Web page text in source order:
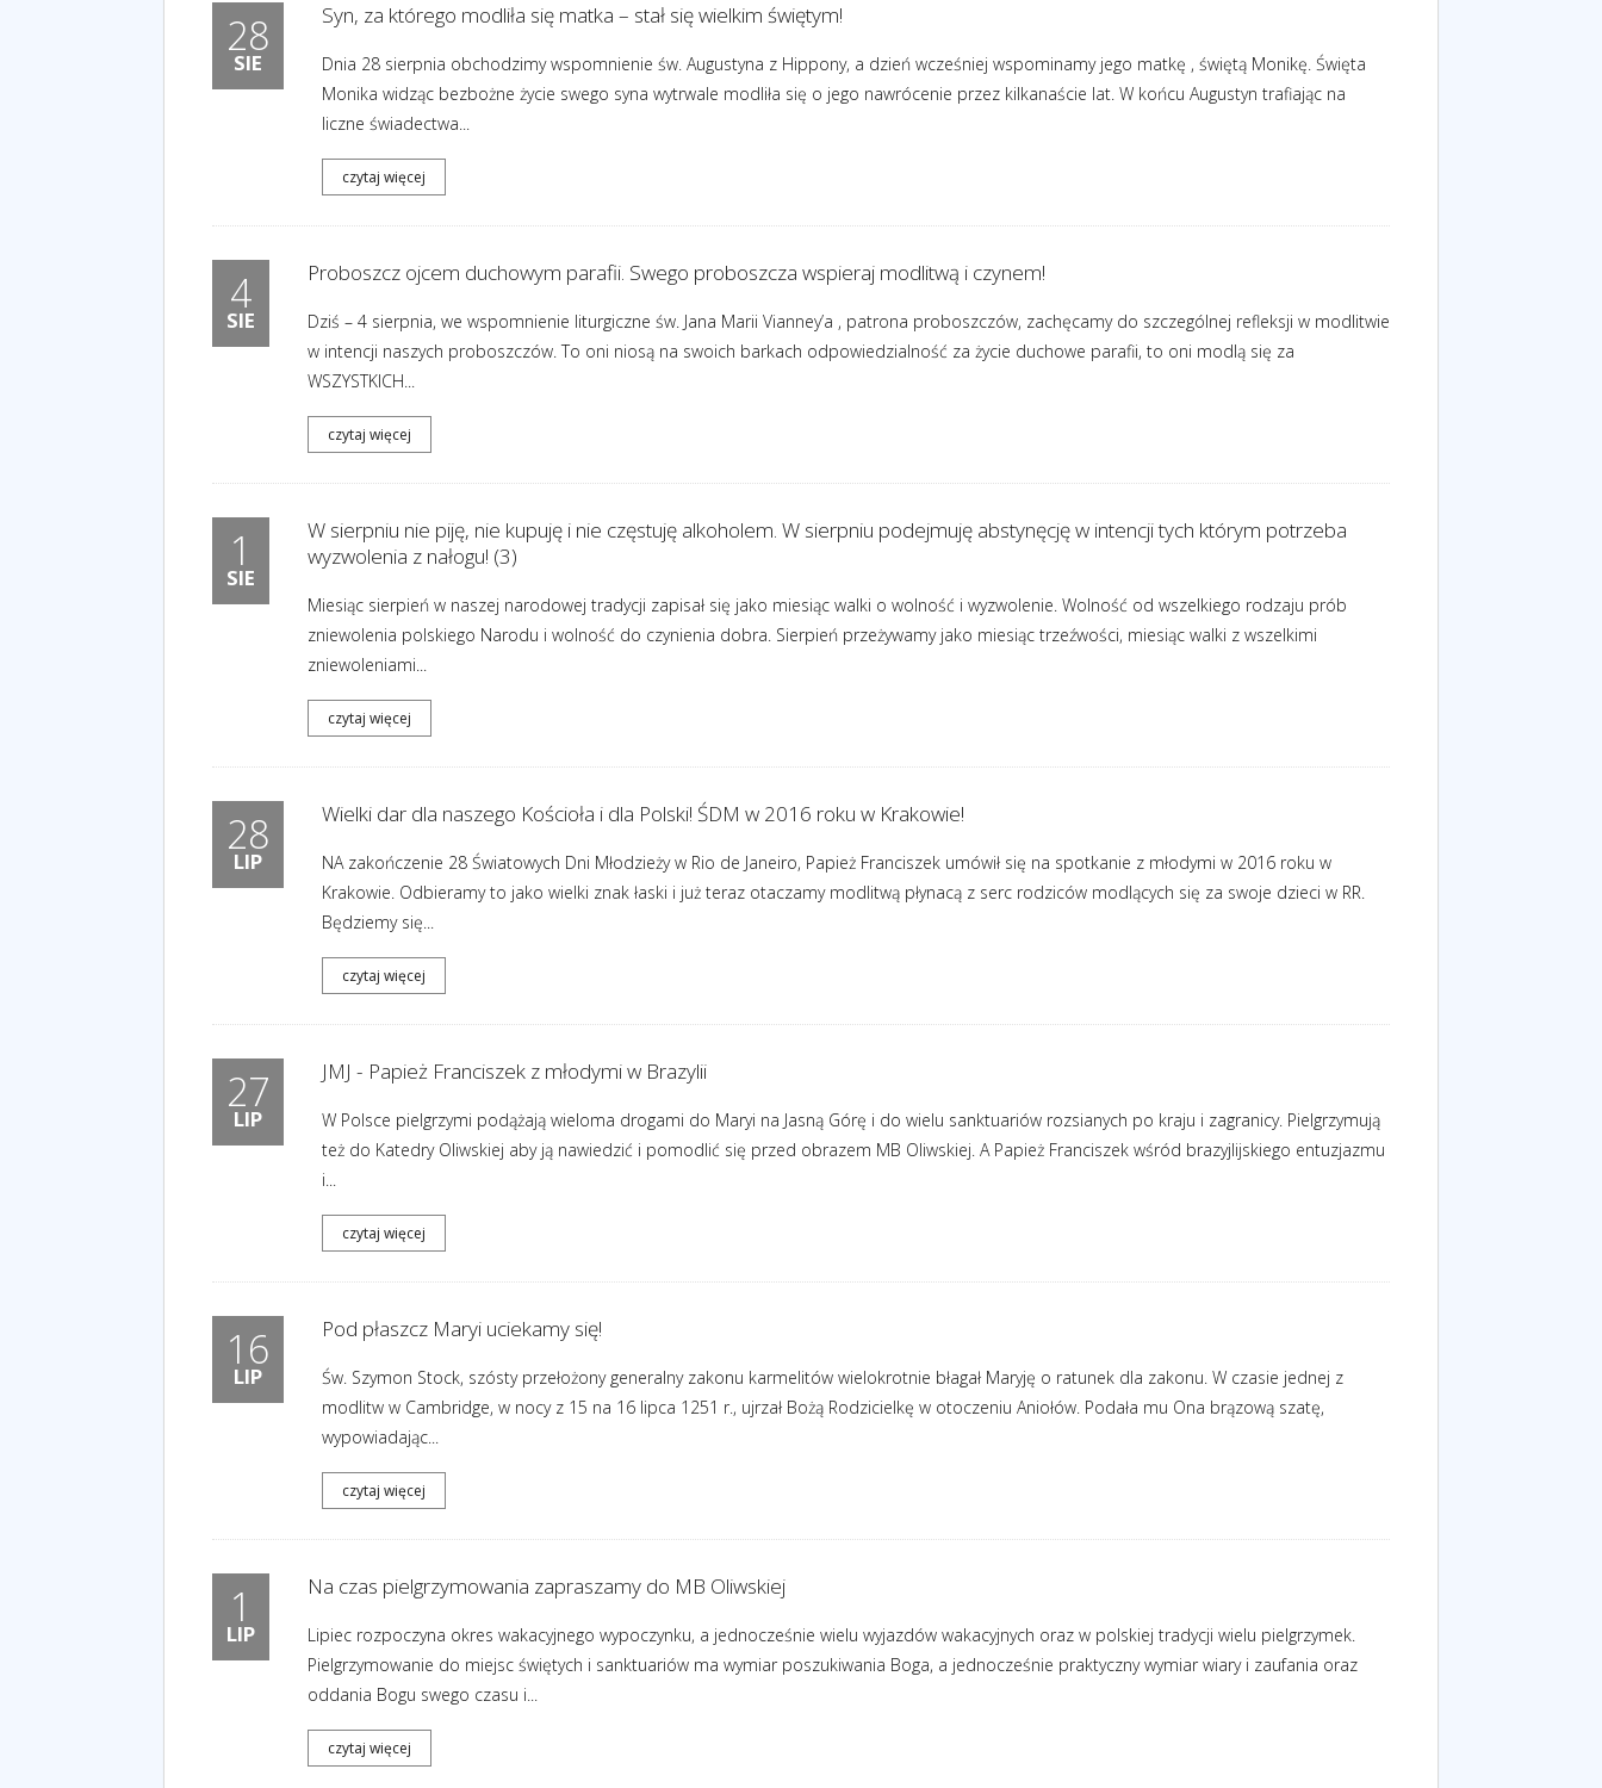
28
SIE
Syn, za którego modliła się matka – stał się wielkim świętym!
Dnia 28 sierpnia obchodzimy wspomnienie św. Augustyna z Hippony, a dzień wcześniej wspominamy jego matkę , świętą Monikę. Święta
Monika widząc bezbożne życie swego syna wytrwale modliła się o jego nawrócenie przez kilkanaście lat. W końcu Augustyn trafiając na
liczne świadectwa...
czytaj więcej
4
SIE
Proboszcz ojcem duchowym parafii. Swego proboszcza wspieraj modlitwą i czynem!
Dziś – 4 sierpnia, we wspomnienie liturgiczne św. Jana Marii Vianney’a , patrona proboszczów, zachęcamy do szczególnej refleksji w modlitwie
w intencji naszych proboszczów. To oni niosą na swoich barkach odpowiedzialność za życie duchowe parafii, to oni modlą się za
WSZYSTKICH...
czytaj więcej
1
SIE
W sierpniu nie piję, nie kupuję i nie częstuję alkoholem. W sierpniu podejmuję abstynęcję w intencji tych którym potrzeba
wyzwolenia z nałogu! (3)
Miesiąc sierpień w naszej narodowej tradycji zapisał się jako miesiąc walki o wolność i wyzwolenie. Wolność od wszelkiego rodzaju prób
zniewolenia polskiego Narodu i wolność do czynienia dobra. Sierpień przeżywamy jako miesiąc trzeźwości, miesiąc walki z wszelkimi
zniewoleniami...
czytaj więcej
28
LIP
Wielki dar dla naszego Kościoła i dla Polski! ŚDM w 2016 roku w Krakowie!
NA zakończenie 28 Światowych Dni Młodzieży w Rio de Janeiro, Papież Franciszek umówił się na spotkanie z młodymi w 2016 roku w
Krakowie. Odbieramy to jako wielki znak łaski i już teraz otaczamy modlitwą płynacą z serc rodziców modlących się za swoje dzieci w RR.
Będziemy się...
czytaj więcej
27
LIP
JMJ - Papież Franciszek z młodymi w Brazylii
W Polsce pielgrzymi podążają wieloma drogami do Maryi na Jasną Górę i do wielu sanktuariów rozsianych po kraju i zagranicy. Pielgrzymują
też do Katedry Oliwskiej aby ją nawiedzić i pomodlić się przed obrazem MB Oliwskiej. A Papież Franciszek wśród brazyjlijskiego entuzjazmu
i...
czytaj więcej
16
LIP
Pod płaszcz Maryi uciekamy się!
Św. Szymon Stock, szósty przełożony generalny zakonu karmelitów wielokrotnie błagał Maryję o ratunek dla zakonu. W czasie jednej z
modlitw w Cambridge, w nocy z 15 na 16 lipca 1251 r., ujrzał Bożą Rodzicielkę w otoczeniu Aniołów. Podała mu Ona brązową szatę,
wypowiadając...
czytaj więcej
1
LIP
Na czas pielgrzymowania zapraszamy do MB Oliwskiej
Lipiec rozpoczyna okres wakacyjnego wypoczynku, a jednocześnie wielu wyjazdów wakacyjnych oraz w polskiej tradycji wielu pielgrzymek.
Pielgrzymowanie do miejsc świętych i sanktuariów ma wymiar poszukiwania Boga, a jednocześnie praktyczny wymiar wiary i zaufania oraz
oddania Bogu swego czasu i...
czytaj więcej